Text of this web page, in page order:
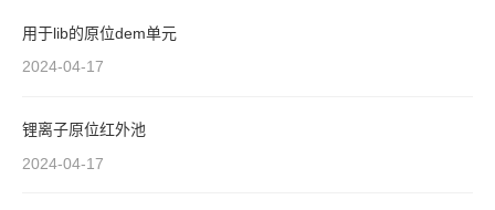
用于lib的原位dem单元
2024-04-17
锂离子原位红外池
2024-04-17